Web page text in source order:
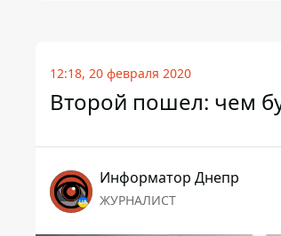
12:18, 20 февраля 2020
Второй пошел: чем
Информатор Днепр
ЖУРНАЛИСТ